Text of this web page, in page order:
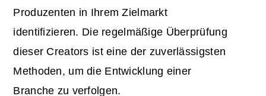
Produzenten in Ihrem Zielmarkt
identifizieren. Die regelmäßige Überprüfung
dieser Creators ist eine der zuverlässigsten
Methoden, um die Entwicklung einer
Branche zu verfolgen.